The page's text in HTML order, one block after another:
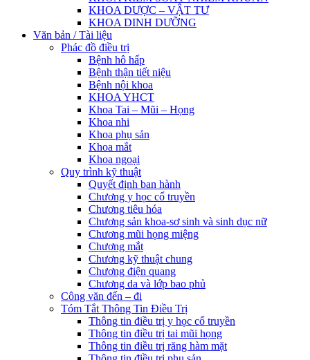
KHOA DƯỢC – VẬT TƯ
KHOA DINH DƯỠNG
Văn bản / Tài liệu
Phác đồ điều trị
Bệnh hô hấp
Bệnh thận tiết niệu
Bệnh nội khoa
KHOA YHCT
Khoa Tai – Mũi – Họng
Khoa nhi
Khoa phụ sản
Khoa mắt
Khoa ngoại
Quy trình kỹ thuật
Quyết định ban hành
Chương y học cổ truyền
Chương tiêu hóa
Chương sản khoa-sơ sinh và sinh dục nữ
Chương mũi họng miệng
Chương mắt
Chương kỹ thuật chung
Chương điện quang
Chương da và lớp bao phủ
Công văn đến – đi
Tóm Tắt Thông Tin Điều Trị
Thông tin điều trị y học cổ truyền
Thông tin điều trị tai mũi họng
Thông tin điều trị răng hàm mặt